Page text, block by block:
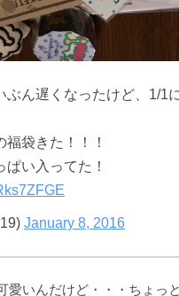
ぶん遅くなったけど、1/1
袋きた！！！
い入ってた！
January 8, 2016
愛いんだけど・・・ちょっ